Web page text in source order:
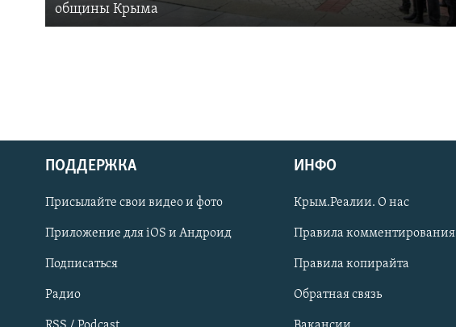
Українською
Qırımtatar
ПРИСОЕДИНЯЙТЕСЬ!
общины Крыма
ПОДДЕРЖКА
Присылайте свои видео и фото
Приложение для iOS и Андроид
Подписаться
Радио
ИНФО
Крым.Реалии. О нас
Правила комментирования
Правила копирайта
Обратная связь